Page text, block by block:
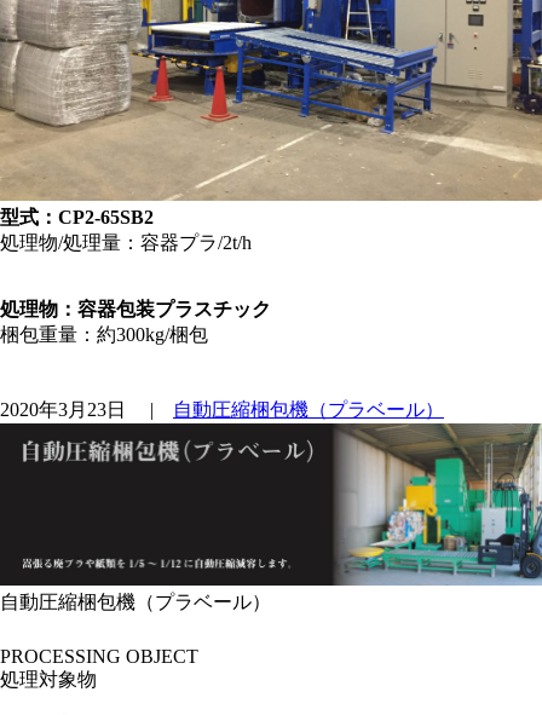
型式：CP2-65SB2
処理物/処理量：容器プラ/2t/h
処理物：容器包装プラスチック
梱包重量：約300kg/梱包
2020年3月23日 | 自動圧縮梱包機（プラベール）
自動圧縮梱包機（プラベール）
PROCESSING OBJECT
処理対象物